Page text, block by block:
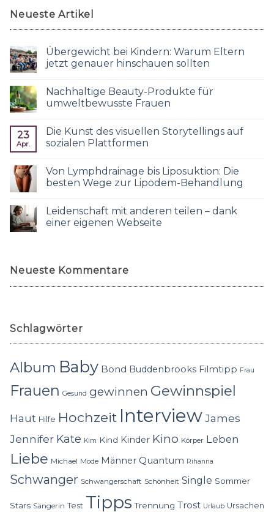
Neueste Artikel
Übergewicht bei Kindern: Warum Eltern
jetzt genauer hinschauen sollten
Nachhaltige Beauty-Produkte für
umweltbewusste Frauen
23
Apr.
Die Kunst des visuellen Storytellings auf
sozialen Plattformen
Von Lymphdrainage bis Liposuktion: Die
besten Wege zur Lipödem-Behandlung
Leidenschaft mit anderen teilen – dank
einer eigenen Webseite
Neueste Kommentare
Schlagwörter
Album Baby Bond Buddenbrooks Filmtipp Frau
Frauen Gesund gewinnen Gewinnspiel
Haut Hilfe Hochzeit InterviewJames
Jennifer Kate Kim Kind Kinder Kino Körper Leben
Liebe Michael Mode Männer Quantum Rihanna
Schwanger Schwangerschaft Schönheit Single Sommer
Stars Sängerin Test Tipps Trennung Trost Urlaub Ursachen